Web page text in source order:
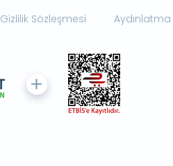
Gizlilik Sözleşmesi